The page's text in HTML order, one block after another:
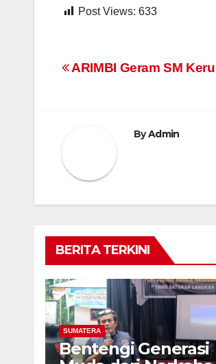
Post Views: 633
Navigasi
ARIMBI Geram SM
ByAdmin
BERITA TERKINI
SUMATERA
Bentengi Generasi